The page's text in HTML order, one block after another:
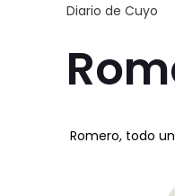
Diario de Cuyo
Romero, todo